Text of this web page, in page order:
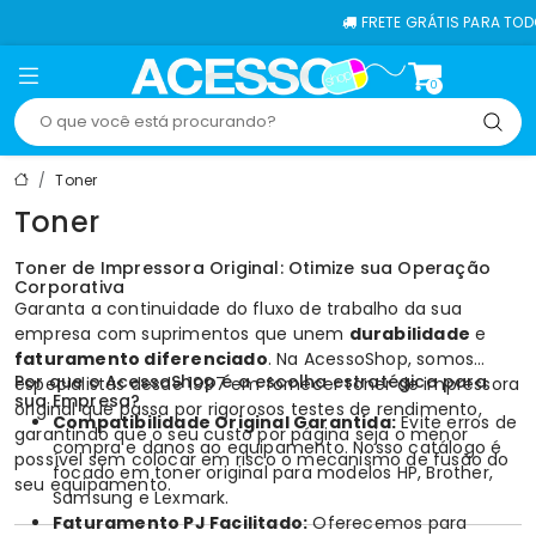
FRETE GRÁTIS PARA TODO O
0
Toner
Toner
Toner de Impressora Original: Otimize sua Operação
Corporativa
Garanta a continuidade do fluxo de trabalho da sua
empresa com suprimentos que unem durabilidade e
faturamento diferenciado. Na AcessoShop, somos
especialistas desde 1997 em fornecertoner de impressora
original que passa por rigorosos testes de rendimento,
garantindo que o seu custo por página seja o menor
possível sem colocar em risco o mecanismo de fusão do
seu equipamento.
Por que o AcessoShop é a escolha estratégica para
sua Empresa?
Compatibilidade Original Garantida: Evite erros de
compra e danos ao equipamento. Nosso catálogo é
focado emtoner originalpara modelosHP,Brother,
SamsungeLexmark.
Faturamento PJ Facilitado:Oferecemos para